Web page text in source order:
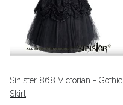
Sinister 868 Victorian - Gothic
Skirt